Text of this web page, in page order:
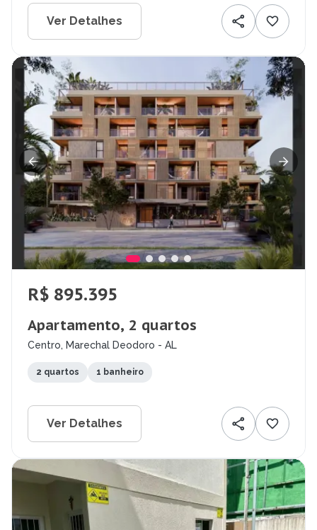
Ver Detalhes
R$ 895.395
Apartamento, 2 quartos
Centro, Marechal Deodoro - AL
2 quartos 1 banheiro
Ver Detalhes